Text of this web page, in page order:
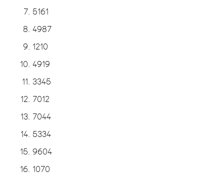
5161
4987
1210
4919
3345
7012
7044
5334
9604
1070